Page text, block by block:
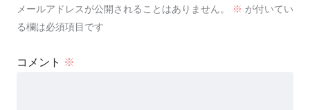
メールアドレスが公開されることはありません。 ※ が付いてい
る欄は必須項目です
コメント ※